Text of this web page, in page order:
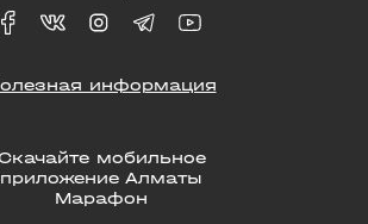
Скачайте мобильное
приложение Алматы
Марафон
информация